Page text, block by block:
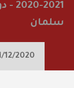
2020-2021
-
سلمان
12/2020